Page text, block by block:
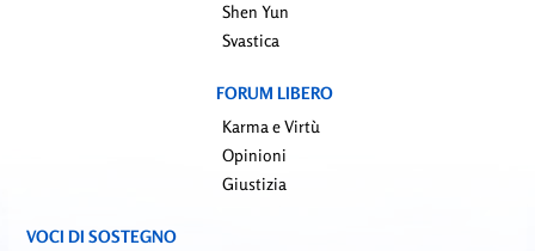
Shen Yun
Svastica
FORUM LIBERO
Karma e Virtù
Opinioni
Giustizia
VOCI DI SOSTEGNO